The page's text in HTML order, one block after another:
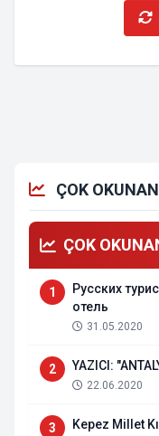
ÇOK
ÇOK
1
Русских
отель
31.05.2020
2 YAZICI:
22.06.2020
3 Kepez Millet